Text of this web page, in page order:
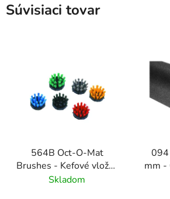
Súvisiaci tovar
564B Oct-O-Mat
Brushes - Kefové vložky
pre vstupné rohožové
Skladom
094
mm -